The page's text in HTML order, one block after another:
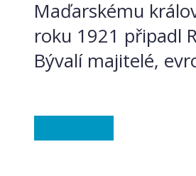
Maďarskému
roku 1921 připadl
Bývalí majitelé,